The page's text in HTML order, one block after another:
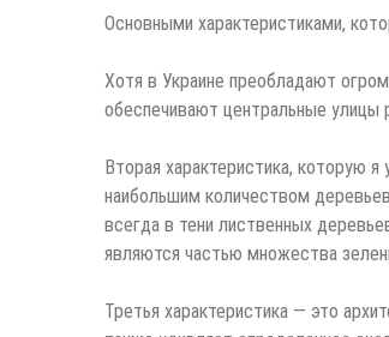
Основными характеристиками,
Хотя в Украине преобладают
обеспечивают центральные
Вторая характеристика, которую я
наибольшим количеством
всегда в тени лиственных
являются частью множества
Третья характеристика — это